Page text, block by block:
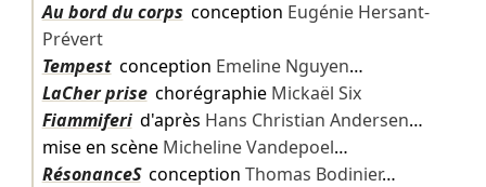
Au bord du corps conception Eugénie Hersant-
Prévert
Tempestconception Emeline Nguyen…
LaCher prisechorégraphie Mickaël Six
Fiammiferid'après Hans Christian Andersen…
mise en scène Micheline Vandepoel…
RésonanceSconception Thomas Bodinier…